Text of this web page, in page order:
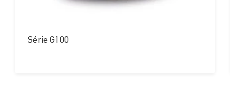
Série G100